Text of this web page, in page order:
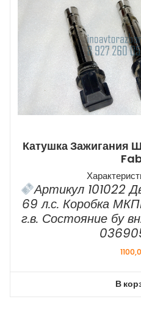
Катушка Зажигания
Артикул 101022
69 л.с. Коробка
г.в. Состояние бу
В